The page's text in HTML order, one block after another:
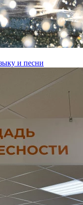
и песни